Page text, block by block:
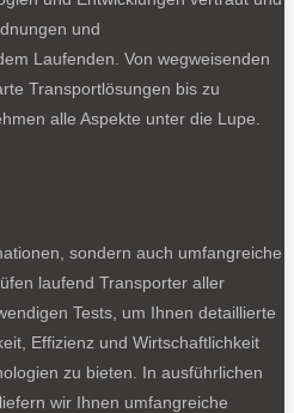
und
Laufenden. Von wegweisenden
Transportlösungen bis zu
alle Aspekte unter die Lupe.
sondern auch umfangreiche
laufend Transporter aller
Tests, um Ihnen detaillierte
Effizienz und Wirtschaftlichkeit
zu bieten. In ausführlichen
wir Ihnen umfangreiche